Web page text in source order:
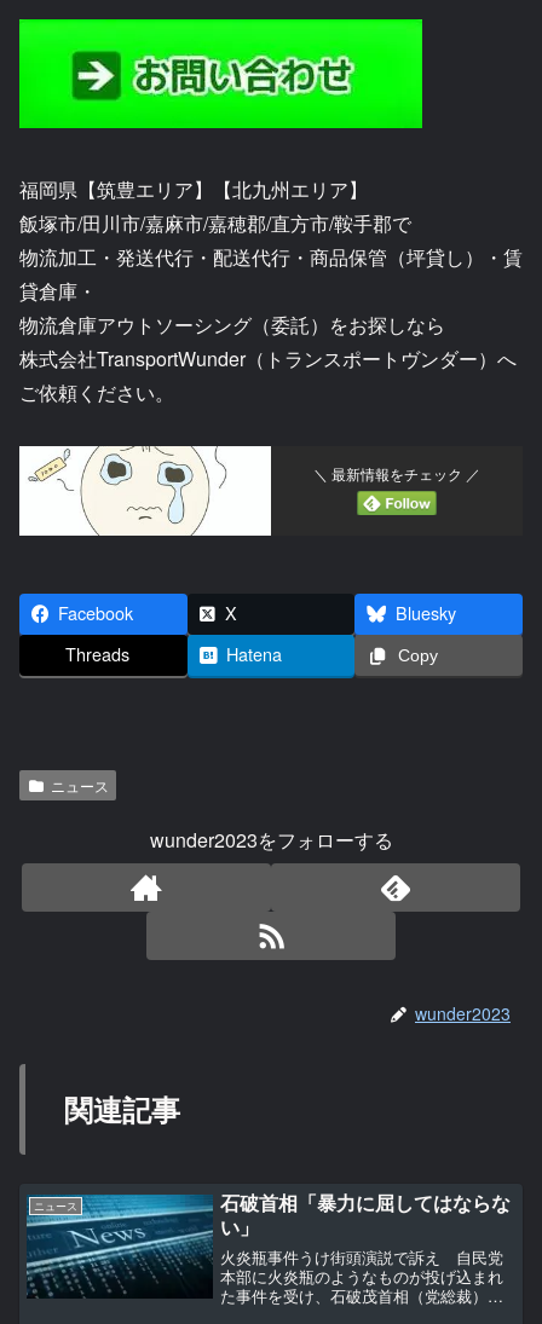
福岡県【筑豊エリア】【北九州エリア】
飯塚市/田川市/嘉麻市/嘉穂郡/直方市/鞍手郡で
物流加工・発送代行・配送代行・商品保管（坪貸し）・賃
貸倉庫・
物流倉庫アウトソーシング（委託）をお探しなら
株式会社TransportWunder（トランスポートヴンダー）へ
ご依頼ください。
＼ 最新情報をチェック ／
Facebook X
Bluesky
Threads
Hatena Copy
ニュース
wunder2023をフォローする
wunder2023
関連記事
ニュース
石破首相「暴力に屈してはならな
い」
火炎瓶事件うけ街頭演説で訴え 自民党
本部に火炎瓶のようなものが投げ込まれ
た事件を受け、石破茂首相（党総裁）は